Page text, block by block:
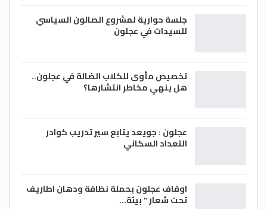
جلسة حوارية لمشروع الصالون السياسي
للسيدات في عجلون
تخصيص مأوى للكلاب الضالة في عجلون..
هل ينهي مخاطر انتشارها؟
عجلون : جويعد يتابع سير تدريب كوادر
التعداد السكاني
اوقاف عجلون بحملة نظافة ودهان اطاريف
تحت شعار ” بيئة…